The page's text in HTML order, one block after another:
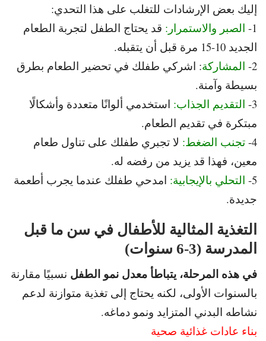
إليك بعض الإرشادات للتغلب على هذا التحدي:
1- الصبر والاستمرار: قد يحتاج الطفل لتجربة الطعام
الجديد 10-15 مرة قبل أن يتقبله.
2- المشاركة: اشركي طفلك في تحضير الطعام بطرق
بسيطة وآمنة.
3- التقديم الجذاب: استخدمي ألوانًا متعددة وأشكالًا
مبتكرة في تقديم الطعام.
4- تجنب الضغط: لا تجبري طفلك على تناول طعام
معين، فهذا قد يزيد من رفضه له.
5- التحلي بالإيجابية: امدحي طفلك عندما يجرب أطعمة
جديدة.
التغذية المثالية للأطفال في سن ما قبل
المدرسة (3-6 سنوات)
في هذه المرحلة، يتباطأ معدل نمو الطفل نسبيًا مقارنة
بالسنوات الأولى، لكنه يحتاج إلى تغذية متوازنة لدعم
نشاطه البدني المتزايد ونمو دماغه.
بناء عادات غذائية صحية